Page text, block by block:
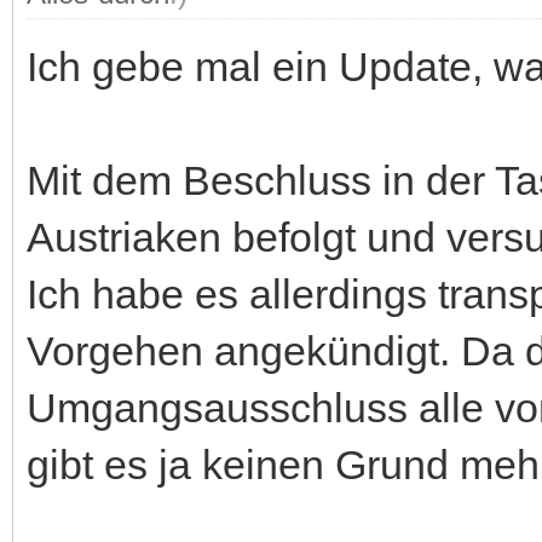
Ich gebe mal ein Update,
Mit dem Beschluss in der
Austriaken befolgt und
Ich habe es allerdings
Vorgehen angekündigt. Da
Umgangsausschluss alle
gibt es ja keinen Grund